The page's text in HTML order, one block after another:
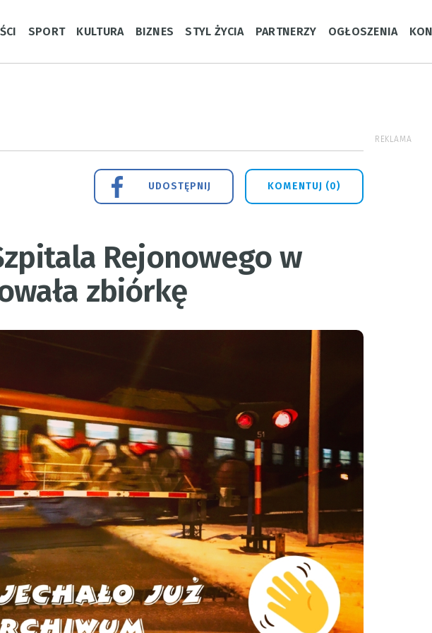
SPORT KULTURA BIZNES STYL ŻYCIA PARTNERZY OGŁOSZENIA
KOMENTUJ (0)
UDOSTĘPNIJ
Rejonowego w
zbiórkę
REKLAMA